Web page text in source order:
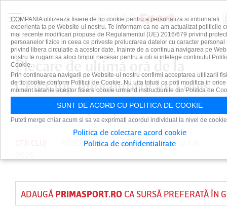
Plecare de ultimă oră de la
CFR Cluj! Înlocuitorul lui Louis
Munteanu, pus pe liber
PUBLICAT DESERGIU CRĂCIUNPE 12 IUN
ADAUGĂ PRIMASPORT.ROCA SURSĂ PREFERATĂ ÎN
COMPANIA utilizeaza fisiere de tip cookie pentru a personaliza si imbunatati
experienta ta pe Website-ul nostru. Te informam ca ne-am actualizat politicile
mai recente modificari propuse de Regulamentul (UE) 2016/679 privind
persoanelor fizice in ceea ce priveste prelucrarea datelor cu caracter personal
privind libera circulatie a acestor date. Inainte de a continua navigarea pe
nostru te rugam sa aloci timpul necesar pentru a citi si intelege continutul
Cookie.
Prin continuarea navigarii pe Website-ul nostru confirmi acceptarea utilizarii
de tip cookie conform Politicii de Cookie. Nu uita totusi ca poti modifica in orice
moment setarile acestor fisiere cookie urmand instructiunile din Politica de
SUNT DE ACORD CU POLITICA DE COOKIE
Puteti merge chiar acum si sa va exprimati acordul individual la nivel de
Politica de colectare acord cookie
Politica de confidentialitate